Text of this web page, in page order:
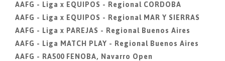
AAFG - Liga x EQUIPOS - Regional CORDOBA
AAFG - Liga x EQUIPOS - Regional MAR Y SIERRAS
AAFG - Liga x PAREJAS - Regional Buenos Aires
AAFG - Liga MATCH PLAY - Regional Buenos Aires
AAFG - RA500 FENOBA, Navarro Open